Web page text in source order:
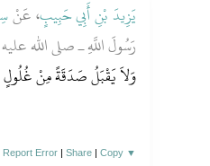
يَزِيدَ بْنِ أَبِي حَبِيبٍ، عَنْ
رَسُولَ اللَّهِ ـ صلى الله
وَلاَ يَقْبَلُ صَدَقَةً مِنْ
Report Error |Share |Copy ▼